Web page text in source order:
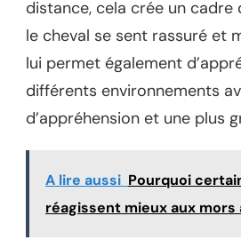
distance, cela crée un cadre
le cheval se sent rassuré et
lui permet également
différents environnements
d’appréhension et une plus
A lire aussi Pourquoi
réagissent mieux aux mors